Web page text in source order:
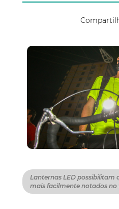
Lanternas LED possibilitam
mais facilmente notados